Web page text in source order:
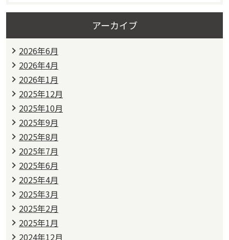
アーカイブ
2026年6月
2026年4月
2026年1月
2025年12月
2025年10月
2025年9月
2025年8月
2025年7月
2025年6月
2025年4月
2025年3月
2025年2月
2025年1月
2024年12月